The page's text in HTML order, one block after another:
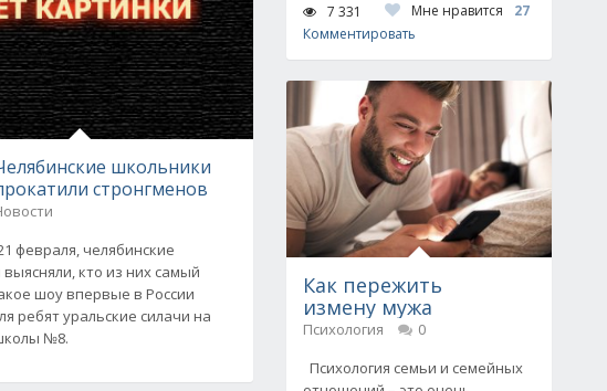
школьники
стронгменов
февраля, челябинские
кто из них самый
шоу впервые в России
ребят уральские силачи на
№8.
7 331 Мне нравится
27
Комментировать
Как пережить
измену мужа
Психология
0
Психология семьи и семейных